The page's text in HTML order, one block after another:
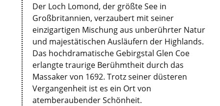
Der Loch Lomond, der größte See in
Großbritannien, verzaubert mit seiner
einzigartigen Mischung aus unberührter Natur
und majestätischen Ausläufern der Highlands.
Das hochdramatische Gebirgstal Glen Coe
erlangte traurige Berühmtheit durch das
Massaker von 1692. Trotz seiner düsteren
Vergangenheit ist es ein Ort von
atemberaubender Schönheit.